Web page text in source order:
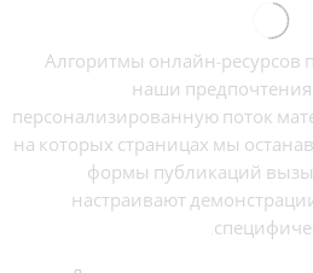
Алгоритмы онлайн-
наши
персонализированную поток
на которых страницах мы
формы публикаций
настраивают